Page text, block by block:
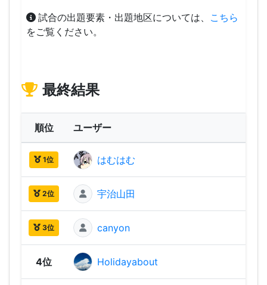
試合の出題要素・出題地区については、 こちら
をご覧ください。
最終結果
順位 ユーザー
1位 はむはむ
2位 宇治山田
3位 canyon
4位 Holidayabout